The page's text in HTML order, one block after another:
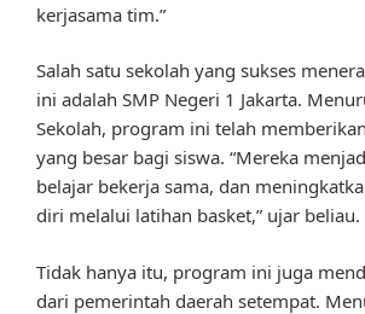
kerjasama tim.”
Salah satu sekolah yang sukses
ini adalah SMP Negeri 1 Jakarta.
Sekolah, program ini telah
yang besar bagi siswa. “Mereka
belajar bekerja sama, dan
diri melalui latihan basket,” ujar beliau.
Tidak hanya itu, program ini juga
dari pemerintah daerah setempat.